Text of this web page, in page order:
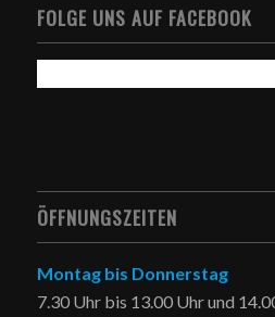
FOLGE UNS AUF FACEBOOK
ÖFFNUNGSZEITEN
Montag bis Donnerstag
7.30 Uhr bis 13.00 Uhr und